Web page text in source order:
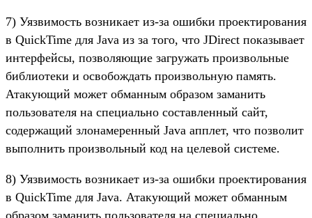
7) Уязвимость возникает из-за ошибки проектирования
в QuickTime для Java из за того, что JDirect показывает
интерфейсы, позволяющие загружать произвольные
библиотеки и освобождать произвольную память.
Атакующий может обманным образом заманить
пользователя на специально составленный сайт,
содержащий злонамеренный Java апплет, что позволит
выполнить произвольный код на целевой системе.
8) Уязвимость возникает из-за ошибки проектирования
в QuickTime для Java. Атакующий может обманным
образом заманить пользователя на специально